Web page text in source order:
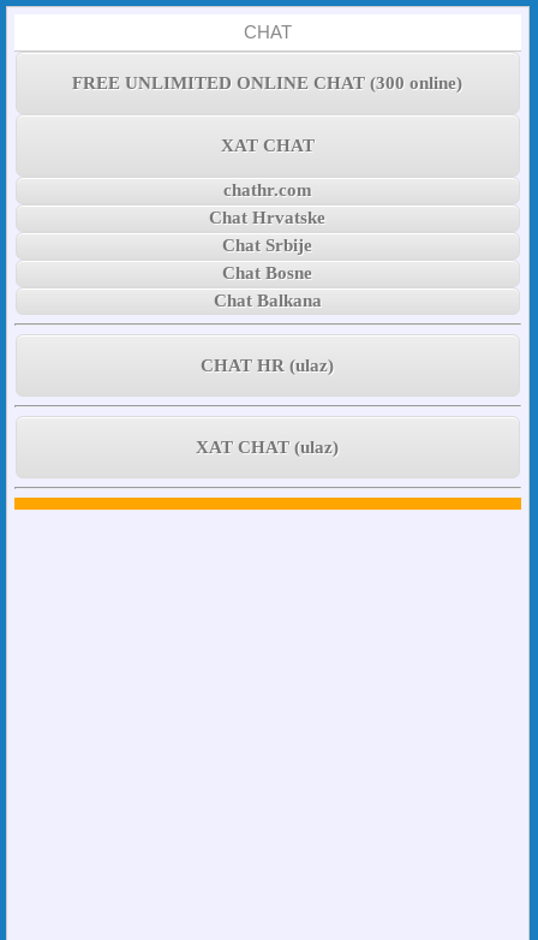
CHAT
FREE UNLIMITED ONLINE CHAT (300 online)
XAT CHAT
chathr.com
Chat Hrvatske
Chat Srbije
Chat Bosne
Chat Balkana
CHAT HR (ulaz)
XAT CHAT (ulaz)